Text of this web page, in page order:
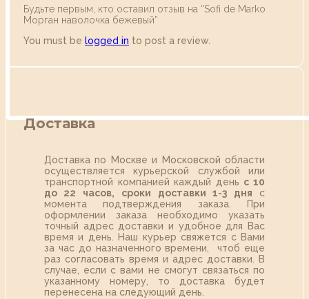
Будьте первым, кто оставил отзыв на “Sofi de Marko
Морган наволочка бежевый”
You must be logged in to post a review.
Доставка
Доставка по Москве и Московской области
осуществляется курьерской службой или
транспортной компанией каждый день с 10
до 22 часов,
сроки доставки 1-3 дня с
момента подтверждения заказа. При
оформлении заказа необходимо указать
точный адрес доставки и удобное для Вас
время и день. Наш курьер свяжется с Вами
за час до назначенного времени, чтоб еще
раз согласовать время и адрес доставки. В
случае, если с вами не смогут связаться по
указанному номеру, то доставка будет
перенесена на следующий день.